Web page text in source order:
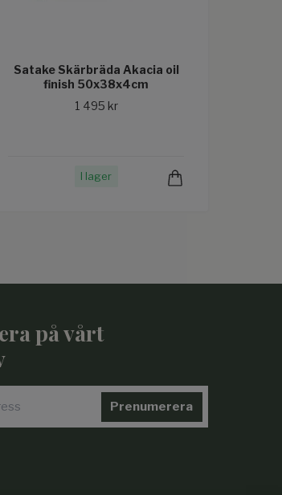
Satake Skärbräda Akacia oil
finish 50x38x4cm
1 495 kr
I lager
på vårt
Prenumerera